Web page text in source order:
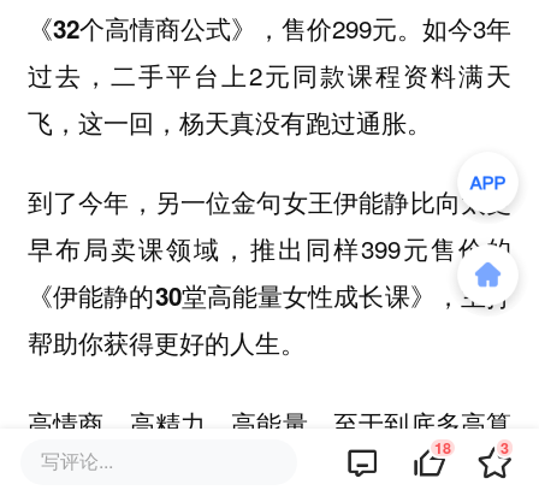
《32个高情商公式》
，售价299元。如今3年
过去，二手平台上2元同款课程资料满天
飞，这一回，杨天真没有跑过通胀。
到了今年，另一位金句女王伊能静比向太更
早布局卖课领域，推出同样399元售价的
《伊能静的30堂高能量女性成长课》
，主打
帮助你获得更好的人生。
高情商、高精力、高能量 ，至于到底多高算
高也没有标准，但这些就是非常好用。
写评论... 18 3